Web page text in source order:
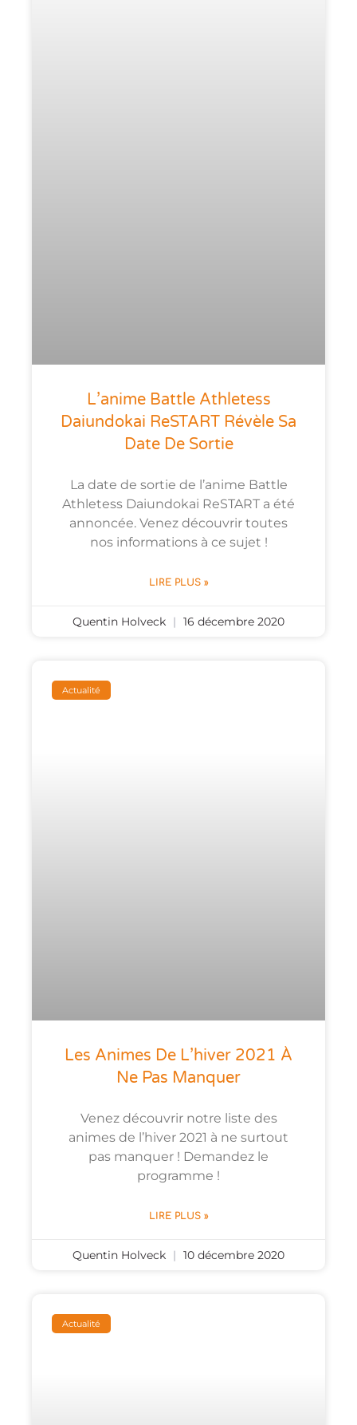
L’anime Battle Athletess
Daiundokai ReSTART Révèle Sa
Date De Sortie
La date de sortie de l’anime Battle
Athletess Daiundokai ReSTART a été
annoncée. Venez découvrir toutes
nos informations à ce sujet !
LIRE PLUS »
Quentin Holveck 16 décembre 2020
Actualité
Les Animes De L’hiver 2021 À
Ne Pas Manquer
Venez découvrir notre liste des
animes de l’hiver 2021 à ne surtout
pas manquer ! Demandez le
programme !
LIRE PLUS »
Quentin Holveck 10 décembre 2020
Actualité